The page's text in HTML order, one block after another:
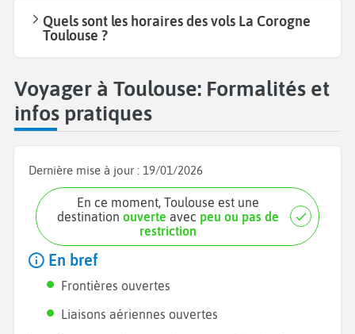
Quels sont les horaires des vols La Corogne
Toulouse ?
Voyager à Toulouse: Formalités et
infos pratiques
Dernière mise à jour : 19/01/2026
En ce moment, Toulouse est une
destinationouverte avec peu ou pas de
restriction
En bref
Frontières ouvertes
Liaisons aériennes ouvertes